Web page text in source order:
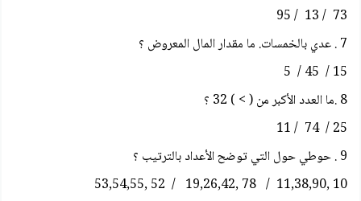
73 / 13 / 95
7 . عدي بالخمسات. ما مقدار المال المعروض ؟
15 / 45 / 5
8 .ما العدد الأكبر من ( > ) 32 ؟
25 / 74 / 11
9 . حوطي حول التي توضح الأعداد بالترتيب ؟
10 ,11,38,90 / 78 ,19,26,42 / 52 ,53,54,55